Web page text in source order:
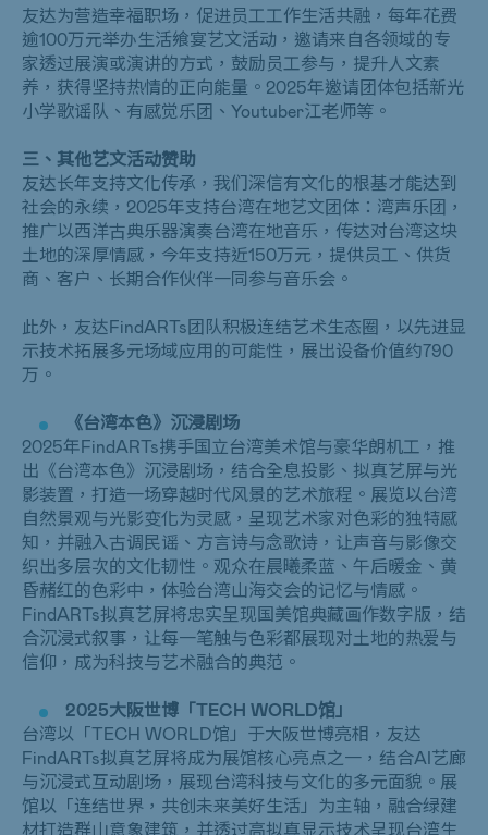
友达为营造幸福职场，促进员工工作生活共融，每年花费
逾100万元举办生活飨宴艺文活动，邀请来自各领域的专
家透过展演或演讲的方式，鼓励员工参与，提升人文素
养，获得坚持热情的正向能量。2025年邀请团体包括新光
小学歌谣队、有感觉乐团、 Youtuber江老师等。
三、其他艺文活动赞助
友达长年支持文化传承，我们深信有文化的根基才能达到
社会的永续，2025年支持台湾在地艺文团体：湾声乐团，
推广以西洋古典乐器演奏台湾在地音乐，传达对台湾这块
土地的深厚情感，今年支持近150万元，提供员工、供货
商、客户、长期合作伙伴一同参与音乐会。
此外，友达FindARTs团队积极连结艺术生态圈，以先进显
示技术拓展多元场域应用的可能性，展出设备价值约790
万。
《台湾本色》沉浸剧场
2025年FindARTs携手国立台湾美术馆与豪华朗机工，推
出《台湾本色》沉浸剧场，结合全息投影、拟真艺屏与光
影装置，打造一场穿越时代风景的艺术旅程。展览以台湾
自然景观与光影变化为灵感，呈现艺术家对色彩的独特感
知，并融入古调民谣、方言诗与念歌诗，让声音与影像交
织出多层次的文化韧性。观众在晨曦柔蓝、午后暖金、黄
昏赭红的色彩中，体验台湾山海交会的记忆与情感。
FindARTs拟真艺屏将忠实呈现国美馆典藏画作数字版，结
合沉浸式叙事，让每一笔触与色彩都展现对土地的热爱与
信仰，成为科技与艺术融合的典范。
2025大阪世博「TECH WORLD馆」
台湾以「TECH WORLD馆」于大阪世博亮相，友达
FindARTs拟真艺屏将成为展馆核心亮点之一，结合AI艺廊
与沉浸式互动剧场，展现台湾科技与文化的多元面貌。展
馆以「连结世界，共创未来美好生活」为主轴，融合绿建
材打造群山意象建筑，并透过高拟真显示技术呈现台湾生